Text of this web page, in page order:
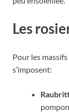
Les
Pour les
s’imposent: